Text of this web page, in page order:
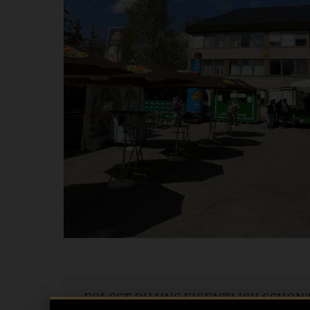
» FOLGST DU UNS EIGENTLICH SCHON?